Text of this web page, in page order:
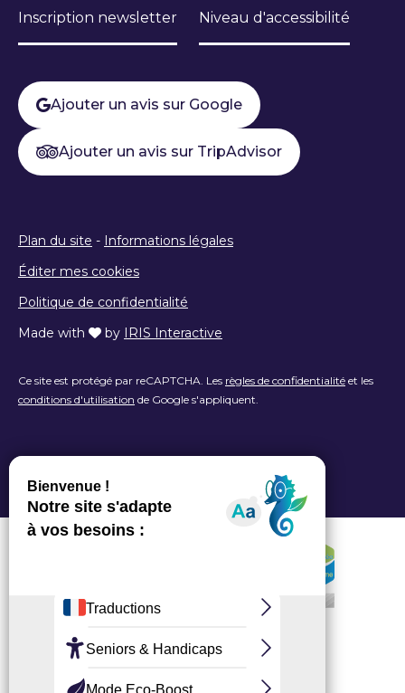
Inscription newsletter Niveau d'accessibilité
Ajouter un avis sur Google
Ajouter un avis sur TripAdvisor
Plan du site - Informations légales
Éditer mes cookies
Politique de confidentialité
Made with
by IRIS Interactive
Ce site est protégé par reCAPTCHA. Les règles de confidentialité et les
conditions d'utilisation de Google s'appliquent.